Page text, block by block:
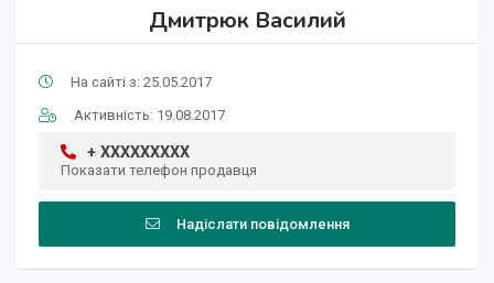
Дмитрюк Василий
На сайті з: 25.05.2017
Активність: 19.08.2017
+ XXXXXXXXX
Показати телефон продавця
Надіслати повідомлення